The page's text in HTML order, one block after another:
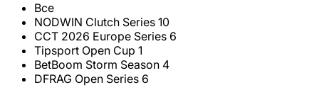
Все
NODWIN Clutch Series 10
CCT 2026 Europe Series 6
Tipsport Open Cup 1
BetBoom Storm Season 4
DFRAG Open Series 6